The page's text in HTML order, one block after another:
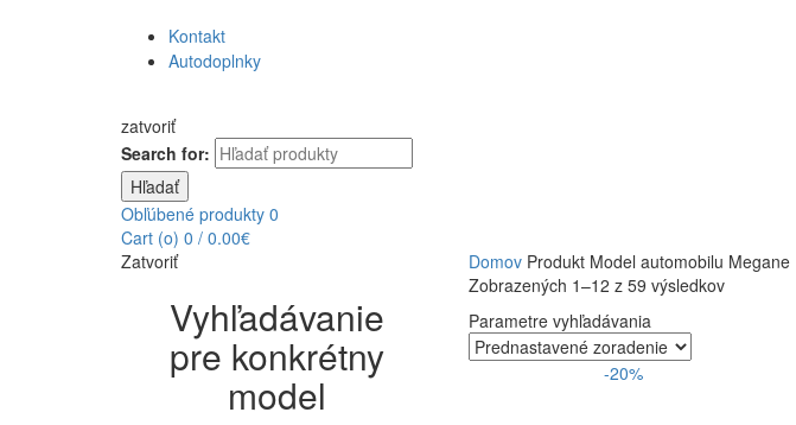
Kontakt
Autodoplnky
zatvoriť
Search for:
Hľadať
Obľúbené produkty 0
Cart (o) 0 / 0.00€
DomovProdukt Model automobilu Megane
Zobrazených 1–12 z 59 výsledkov
Parametre vyhľadávania
-20%
Zatvoriť
Vyhľadávanie
pre konkrétny
model